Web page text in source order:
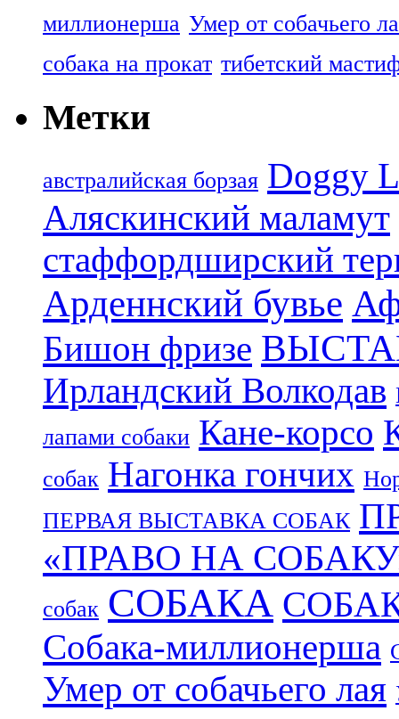
миллионерша Умер от собачьего
собака на прокат тибетский
Метки
aвстралийская борзая Doggy
Аляскинский маламут
стаффордширский
Арденнский бувье
Бишон фризе
Ирландский Волкодав
лапами собаки Кане-корсо
собак Нагонка гончих
ПЕРВАЯ ВЫСТАВКА СОБАК
«ПРАВО НА
собак СОБАКА
Собака-миллионерша
Умер от собачьего лая